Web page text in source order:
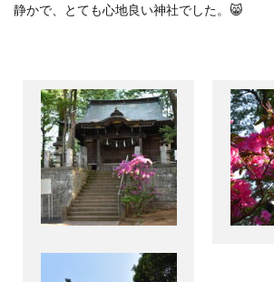
静かで、とても心地良い神社でした。 😸